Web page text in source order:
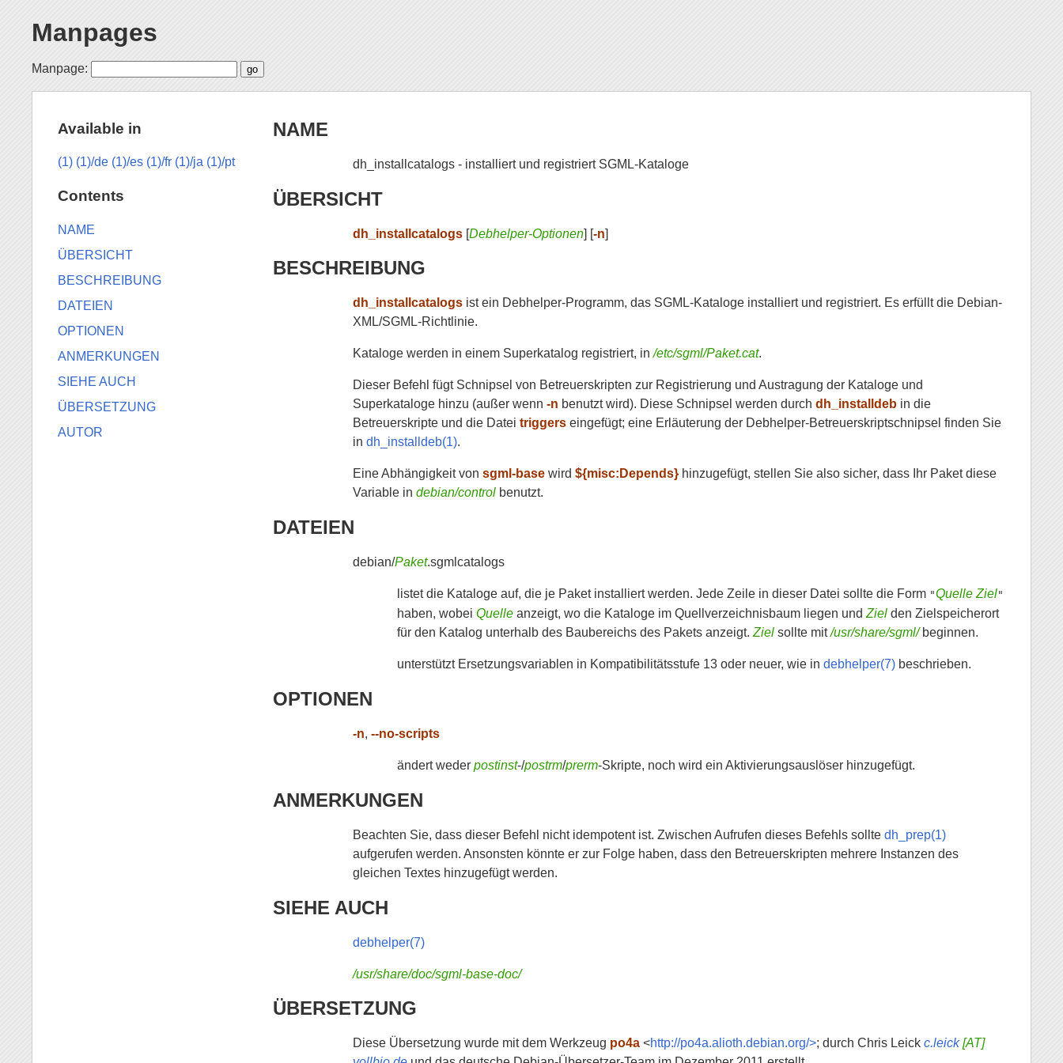
Manpages
Manpage:
NAME
dh_installcatalogs - installiert und registriert SGML-Kataloge
ÜBERSICHT
dh_installcatalogs [Debhelper-Optionen] [-n]
BESCHREIBUNG
dh_installcatalogs ist ein Debhelper-Programm, das SGML-Kataloge installiert und registriert. Es erfüllt die Debian-
XML/SGML-Richtlinie.
Kataloge werden in einem Superkatalog registriert, in/etc/sgml/Paket.cat.
Dieser Befehl fügt Schnipsel von Betreuerskripten zur Registrierung und Austragung der Kataloge und
Superkataloge hinzu (außer wenn-n benutzt wird). Diese Schnipsel werden durchdh_installdeb in die
Betreuerskripte und die Dateitriggers eingefügt; eine Erläuterung der Debhelper-Betreuerskriptschnipsel finden Sie
indh_installdeb(1).
Eine Abhängigkeit vonsgml-base wird${misc:Depends} hinzugefügt, stellen Sie also sicher, dass Ihr Paket diese
Variable indebian/control benutzt.
DATEIEN
debian/Paket.sgmlcatalogs
listet die Kataloge auf, die je Paket installiert werden. Jede Zeile in dieser Datei sollte die Form "Quelle Ziel"
haben, wobeiQuelle anzeigt, wo die Kataloge im Quellverzeichnisbaum liegen undZiel den Zielspeicherort
für den Katalog unterhalb des Baubereichs des Pakets anzeigt.Ziel sollte mit/usr/share/sgml/beginnen.
unterstützt Ersetzungsvariablen in Kompatibilitätsstufe 13 oder neuer, wie indebhelper(7) beschrieben.
OPTIONEN
-n,--no-scripts
ändert wederpostinst-/postrm/prerm-Skripte, noch wird ein Aktivierungsauslöser hinzugefügt.
ANMERKUNGEN
Beachten Sie, dass dieser Befehl nicht idempotent ist. Zwischen Aufrufen dieses Befehls solltedh_prep(1)
aufgerufen werden. Ansonsten könnte er zur Folge haben, dass den Betreuerskripten mehrere Instanzen des
gleichen Textes hinzugefügt werden.
SIEHE AUCH
debhelper(7)
/usr/share/doc/sgml-base-doc/
ÜBERSETZUNG
Diese Übersetzung wurde mit dem Werkzeug po4a <http://po4a.alioth.debian.org/>; durch Chris Leickc.leick[AT]
Available in
(1) (1)/de (1)/es (1)/fr (1)/ja (1)/pt
Contents
NAME
ÜBERSICHT
BESCHREIBUNG
DATEIEN
OPTIONEN
ANMERKUNGEN
SIEHE AUCH
ÜBERSETZUNG
AUTOR